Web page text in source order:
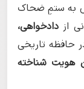
به ستمِ ضحاک
از دادخواهی،
حافظه تاریخی
هویت شناخته